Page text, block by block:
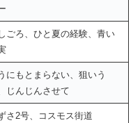
ごろ、ひと夏の経験、青い
にもとまらない、狙いう
じんじんさせて
さ2号、コスモス街道